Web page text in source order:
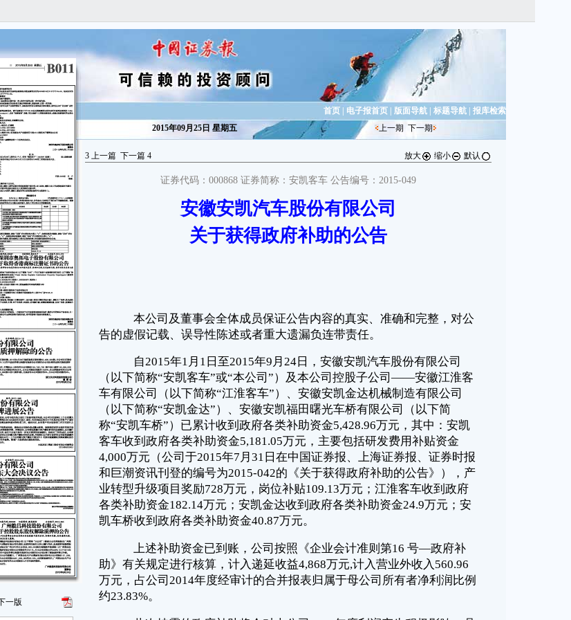
一版
首页| 电子报首页| 版面导航| 标题导航| 报库检索
2015年09月25日 星期五
上一期 下一期
3上一篇 下一篇 4 放大 缩小 默认
证券代码：000868 证券简称：安凯客车 公告编号：2015-049
安徽安凯汽车股份有限公司
关于获得政府补助的公告
司及董事会全体成员保证公告内容的真实、准确和完整，对公
载、误导性陈述或者重大遗漏负连带责任。
年1月1日至2015年9月24日，安徽安凯汽车股份有限公司
“安凯客车”或“本公司”）及本公司控股子公司——安徽江淮客
（以下简称“江淮客车”）、安徽安凯金达机械制造有限公司
“安凯金达”）、安徽安凯福田曙光车桥有限公司（以下简
桥”）已累计收到政府各类补助资金5,428.96万元，其中：安凯
府各类补助资金5,181.05万元，主要包括研发费用补贴资金
（公司于2015年7月31日在中国证券报、上海证券报、证券时报
刊登的编号为2015-042的《关于获得政府补助的公告》），产
项目奖励728万元，岗位补贴109.13万元；江淮客车收到政府
金182.14万元；安凯金达收到政府各类补助资金24.9万元；安
政府各类补助资金40.87万元。
补助资金已到账，公司按照《企业会计准则第16 号—政府补
定进行核算，计入递延收益4,868万元,计入营业外收入560.96
司2014年度经审计的合并报表归属于母公司所有者净利润比例
。
披露的政府补助将会对本公司2015年度利润产生积极影响。具
理仍须以会计师年度审计确认后的结果为准，请广大投资者注
险。
公告
安凯汽车股份有限公司董事会
年9月25日